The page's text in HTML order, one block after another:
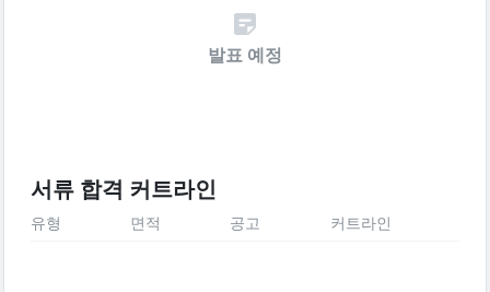
발표 예정
서류 합격 커트라인
유형 면적 공고 커트라인